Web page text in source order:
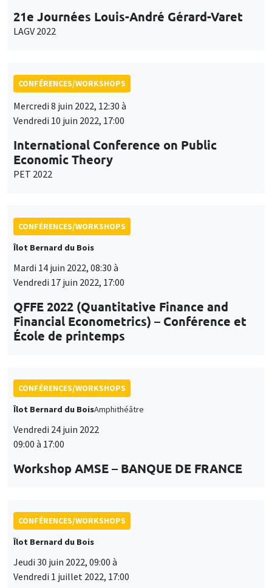
21e Journées Louis-André Gérard-Varet
LAGV 2022
CONFÉRENCES/WORKSHOPS
Mercredi 8 juin 2022, 12:30 à
Vendredi 10 juin 2022, 17:00
International Conference on Public
Economic Theory
PET 2022
CONFÉRENCES/WORKSHOPS
Îlot Bernard du Bois
Mardi 14 juin 2022, 08:30 à
Vendredi 17 juin 2022, 17:00
QFFE 2022 (Quantitative Finance and
Financial Econometrics) – Conférence et
École de printemps
CONFÉRENCES/WORKSHOPS
Îlot Bernard du BoisAmphithéâtre
Vendredi 24 juin 2022
09:00 à 17:00
Workshop AMSE – BANQUE DE FRANCE
CONFÉRENCES/WORKSHOPS
Îlot Bernard du Bois
Jeudi 30 juin 2022, 09:00 à
Vendredi 1 juillet 2022, 17:00